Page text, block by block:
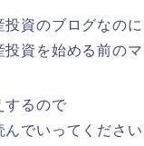
投資のブログなの
投資を始める前の
するので
んでいってください